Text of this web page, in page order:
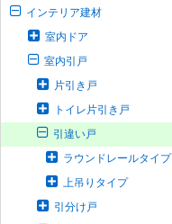
インテリア建材
室内ドア
室内引戸
片引き戸
トイレ片引き戸
引違い戸
ラウンドレールタイプ
上吊りタイプ
引分け戸